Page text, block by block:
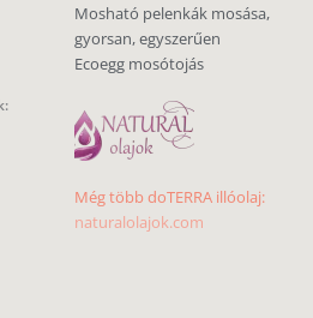
Mosható pelenkák mosása,
gyorsan, egyszerűen
Ecoegg mosótojás
Még több doTERRA illóolaj:
naturalolajok.com